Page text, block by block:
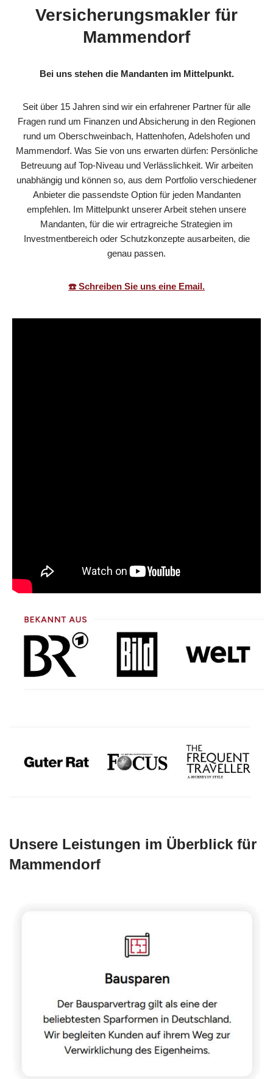
Versicherungsmakler für
Mammendorf
Bei uns stehen die Mandanten im Mittelpunkt.
Seit über 15 Jahren sind wir ein erfahrener Partner für alle
Fragen rund um Finanzen und Absicherung in den Regionen
rund um Oberschweinbach, Hattenhofen, Adelshofen und
Mammendorf. Was Sie von uns erwarten dürfen: Persönliche
Betreuung auf Top-Niveau und Verlässlichkeit. Wir arbeiten
unabhängig und können so, aus dem Portfolio verschiedener
Anbieter die passendste Option für jeden Mandanten
empfehlen. Im Mittelpunkt unserer Arbeit stehen unsere
Mandanten, für die wir ertragreiche Strategien im
Investmentbereich oder Schutzkonzepte ausarbeiten, die
genau passen.
☎️ Schreiben Sie uns eine Email.
Unsere Leistungen im Überblick für
Mammendorf